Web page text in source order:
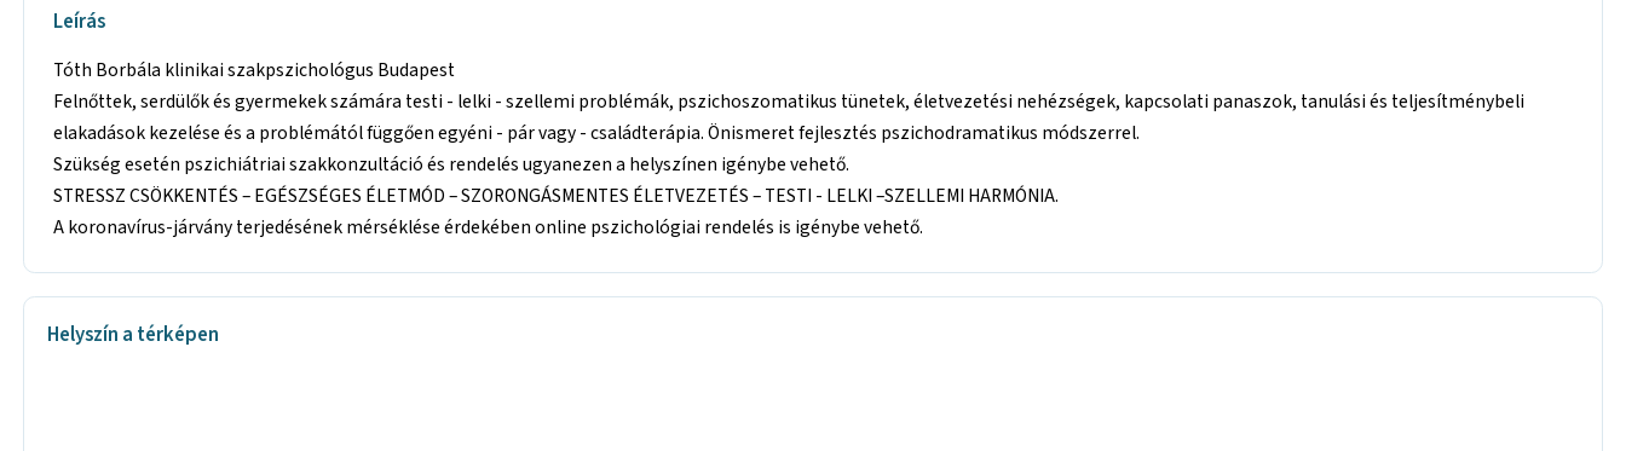
Leírás
Tóth Borbála klinikai szakpszichológus Budapest
Felnőttek, serdülők és gyermekek számára testi - lelki - szellemi problémák, pszichoszomatikus tünetek, életvezetési nehézségek, kapcsolati panaszok, tanulási és teljesítménybeli
elakadások kezelése és a problémától függően egyéni - pár vagy - családterápia. Önismeret fejlesztés pszichodramatikus módszerrel.
Szükség esetén pszichiátriai szakkonzultáció és rendelés ugyanezen a helyszínen igénybe vehető.
STRESSZ CSÖKKENTÉS – EGÉSZSÉGES ÉLETMÓD – SZORONGÁSMENTES ÉLETVEZETÉS – TESTI - LELKI –SZELLEMI HARMÓNIA.
A koronavírus-járvány terjedésének mérséklése érdekében online pszichológiai rendelés is igénybe vehető.
Helyszín a térképen